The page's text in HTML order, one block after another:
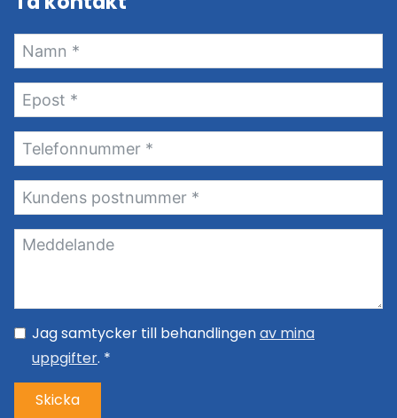
Jag samtycker till behandlingenav mina
uppgifter. *
Skicka